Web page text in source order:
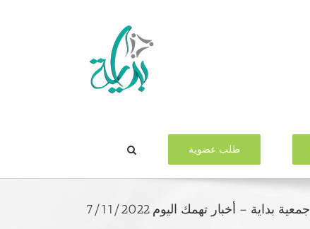
طلب عضوية
جمعية بداية – أخبار تهمك اليوم 7/11/2022